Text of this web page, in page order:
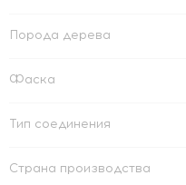
Порода дерева
Фаска
Тип соединения
Страна производства